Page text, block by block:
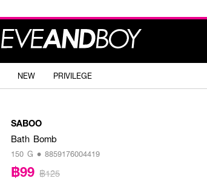
NEW PRIVILEGE
SABOO
Bath Bomb
150 G • 8859176004419
฿99 ฿125